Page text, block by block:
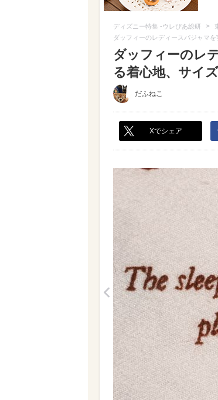
ディズニー特集 -ウレぴあ総研 >
ダッフィーのレディースパジャマ
ダッフィーのレ
る着心地、サイ
だふねこ
Xでシェア